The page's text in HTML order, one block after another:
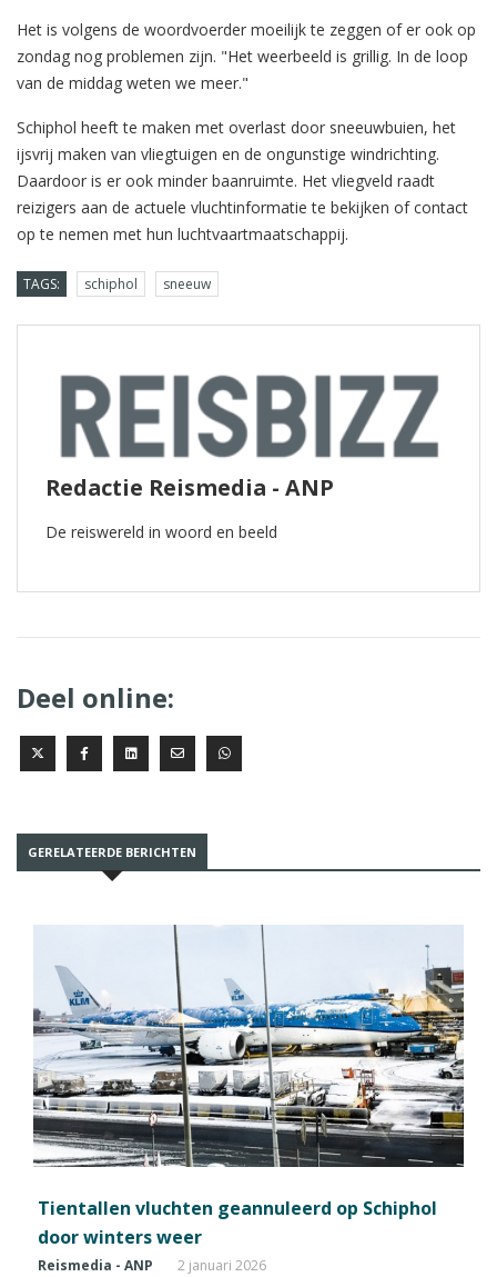
Het is volgens de woordvoerder moeilijk te zeggen of er ook op
zondag nog problemen zijn. "Het weerbeeld is grillig. In de loop
van de middag weten we meer."
Schiphol heeft te maken met overlast door sneeuwbuien, het
ijsvrij maken van vliegtuigen en de ongunstige windrichting.
Daardoor is er ook minder baanruimte. Het vliegveld raadt
reizigers aan de actuele vluchtinformatie te bekijken of contact
op te nemen met hun luchtvaartmaatschappij.
TAGS: schiphol sneeuw
Redactie Reismedia - ANP
De reiswereld in woord en beeld
Deel online:
GERELATEERDE BERICHTEN
Tientallen vluchten geannuleerd op Schiphol
door winters weer
Reismedia - ANP 2 januari 2026